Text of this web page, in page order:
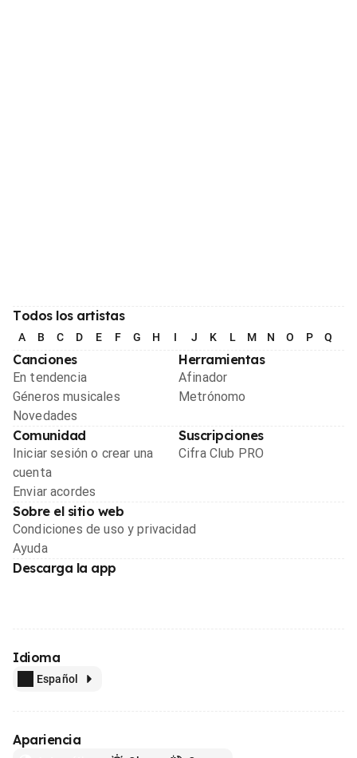
Todos los artistas
A B C D E F G H I J K L M N O P Q
Canciones
En tendencia
Géneros musicales
Novedades
Herramientas
Afinador
Metrónomo
Comunidad
Iniciar sesión o crear una
cuenta
Enviar acordes
Suscripciones
Cifra Club PRO
Sobre el sitio web
Condiciones de uso y privacidad
Ayuda
Descarga la app
Idioma
Español
Apariencia